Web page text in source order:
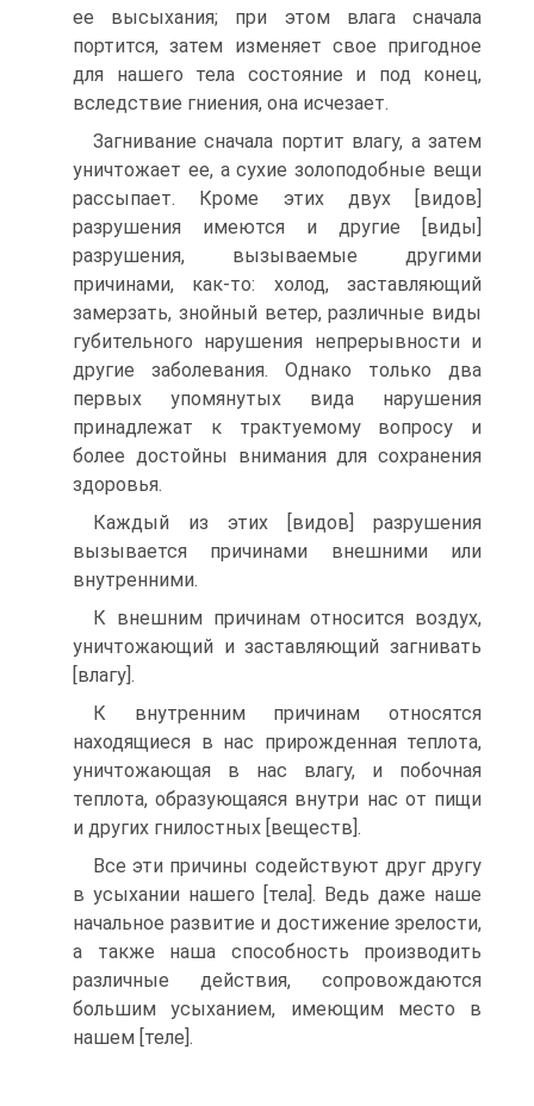
ее высыхания; при этом влага сначала
портится, затем изменяет свое пригодное
для нашего тела состояние и под конец,
вследствие гниения, она исчезает.
Загнивание сначала портит влагу, а затем
уничтожает ее, а сухие золоподобные вещи
рассыпает. Кроме этих двух [видов]
разрушения имеются и другие [виды]
разрушения, вызываемые другими
причинами, как-то: холод, заставляющий
замерзать, знойный ветер, различные виды
губительного нарушения непрерывности и
другие заболевания. Однако только два
первых упомянутых вида нарушения
принадлежат к трактуемому вопросу и
более достойны внимания для сохранения
здоровья.
Каждый из этих [видов] разрушения
вызывается причинами внешними или
внутренними.
К внешним причинам относится воздух,
уничтожающий и заставляющий загнивать
[влагу].
К внутренним причинам относятся
находящиеся в нас прирожденная теплота,
уничтожающая в нас влагу, и побочная
теплота, образующаяся внутри нас от пищи
и других гнилостных [веществ].
Все эти причины содействуют друг другу
в усыхании нашего [тела]. Ведь даже наше
начальное развитие и достижение зрелости,
а также наша способность производить
различные действия, сопровождаются
большим усыханием, имеющим место в
нашем [теле].